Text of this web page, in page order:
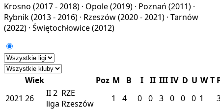
Krosno (2017 - 2018) · Opole(2019) · Poznań (2011) ·
Rybnik(2013 - 2016) · Rzeszów(2020 - 2021) · Tarnów
(2022) · Świętochłowice(2012)
Wiek Poz M B I II III IV D U W T
2021 26 II2
liga
RZE
Rzeszów
1 4 0 0 3 0 0 0 1